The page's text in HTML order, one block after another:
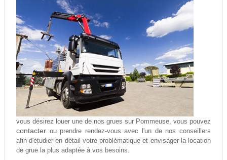
vous désirez louer une de nos grues sur Pommeuse, vous pouvez
contacterou prendre rendez-vous avec l'un de nos conseillers
afin d'étudier en détail votre problématique et envisager la location
de grue la plus adaptée à vos besoins.